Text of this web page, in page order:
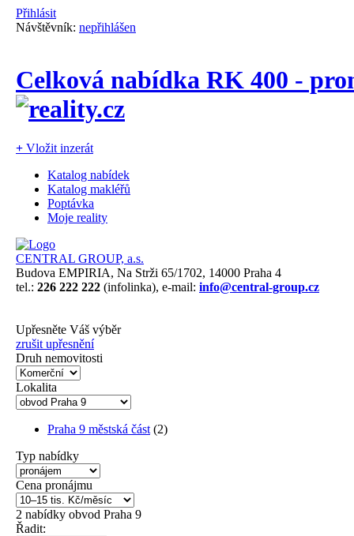
Přihlásit
Návštěvník: nepřihlášen
Celková nabídka RK 400 -
+ Vložit inzerát
Katalog nabídek
Katalog makléřů
Poptávka
Moje reality
CENTRAL GROUP, a.s.
Budova EMPIRIA, Na Strži 65/1702, 14000 Praha 4
tel.: 226 222 222 (infolinka), e-mail: info@central-group.cz
Upřesněte Váš výběr
zrušit upřesnění
Druh nemovitosti
Lokalita
Praha 9 městská část (2)
Typ nabídky
Cena pronájmu
2 nabídky obvod Praha 9
Řadit: